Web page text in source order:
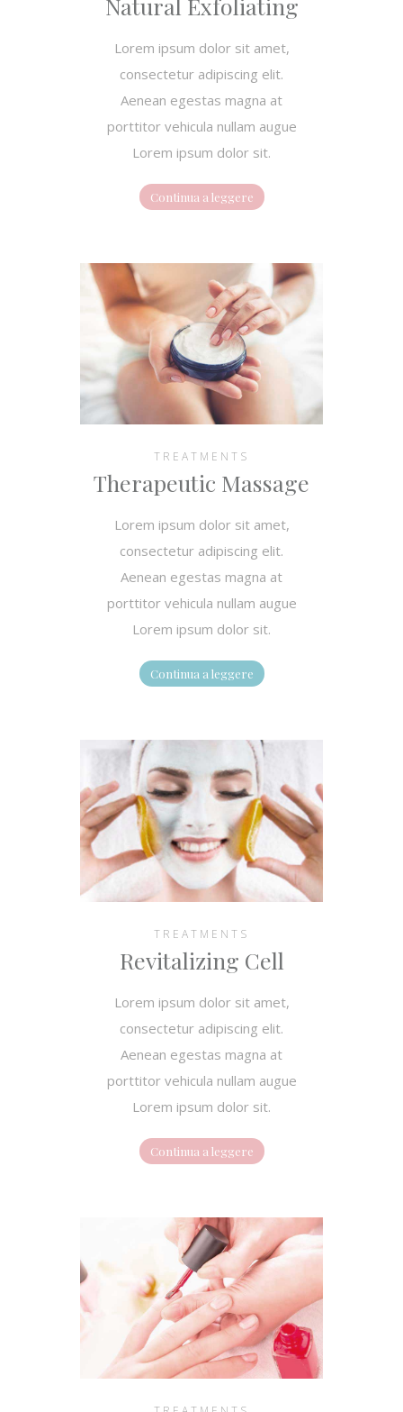
Lorem ipsum dolor sit amet,
consectetur adipiscing elit.
Aenean egestas magna at
porttitor vehicula nullam augue
Lorem ipsum dolor sit.
Continua a leggere
TREATMENTS
Therapeutic Massage
Lorem ipsum dolor sit amet,
consectetur adipiscing elit.
Aenean egestas magna at
porttitor vehicula nullam augue
Lorem ipsum dolor sit.
Continua a leggere
TREATMENTS
Revitalizing Cell
Lorem ipsum dolor sit amet,
consectetur adipiscing elit.
Aenean egestas magna at
porttitor vehicula nullam augue
Lorem ipsum dolor sit.
Continua a leggere